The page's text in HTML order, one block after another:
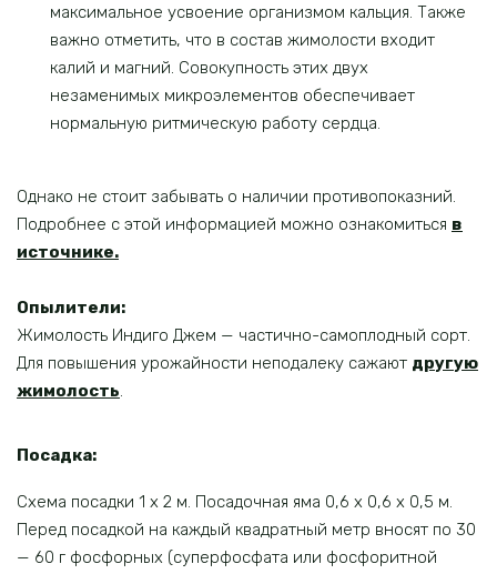
максимальное усвоение организмом кальция. Также
важно отметить, что в состав жимолости входит
калий и магний. Совокупность этих двух
незаменимых микроэлементов обеспечивает
нормальную ритмическую работу сердца.
Однако не стоит забывать о наличии противопоказний.
Подробнее с этой информацией можно ознакомиться в
источнике.
Опылители:
Жимолость Индиго Джем — частично-самоплодный сорт.
Для повышения урожайности неподалеку сажают другую
жимолость.
Посадка:
Схема посадки 1 х 2 м. Посадочная яма 0,6 х 0,6 х 0,5 м.
Перед посадкой на каждый квадратный метр вносят по 30
— 60 г фосфорных (суперфосфата или фосфоритной